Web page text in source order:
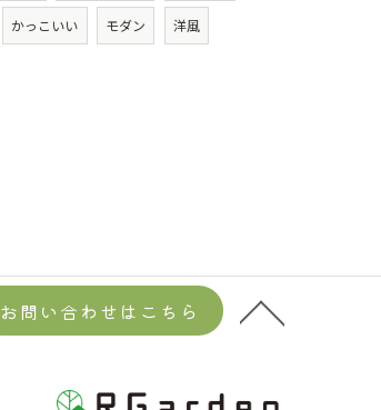
かっこいい モダン 洋風
お問い合わせはこちら